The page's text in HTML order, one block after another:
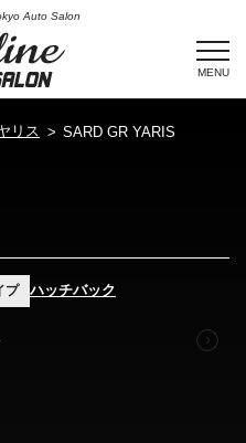
Auto Salon
MENU
リス SARD GR YARIS
プ ハッチバック